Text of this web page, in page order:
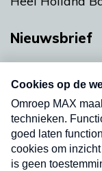
Nieuwsbrief
nieuwsbrief.
uw mailbox.